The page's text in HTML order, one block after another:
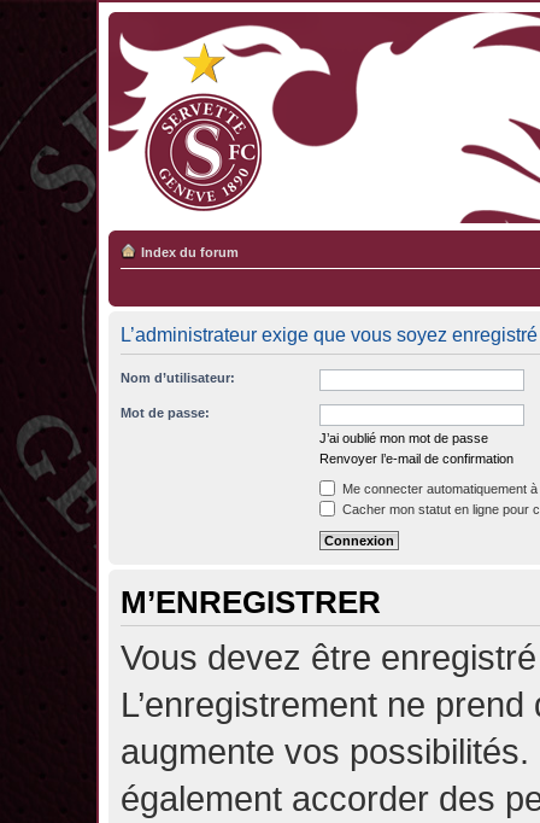
Index du forum
L’administrateur exige que vous soyez
Nom d’utilisateur:
Mot de passe:
J’ai oublié mon mot de passe
Renvoyer l’e-mail de confirmation
Me connecter automatiquement
Cacher mon statut en ligne pour
M’ENREGISTRER
Vous devez être
L’enregistrement ne
augmente vos possibilités.
également accorder des